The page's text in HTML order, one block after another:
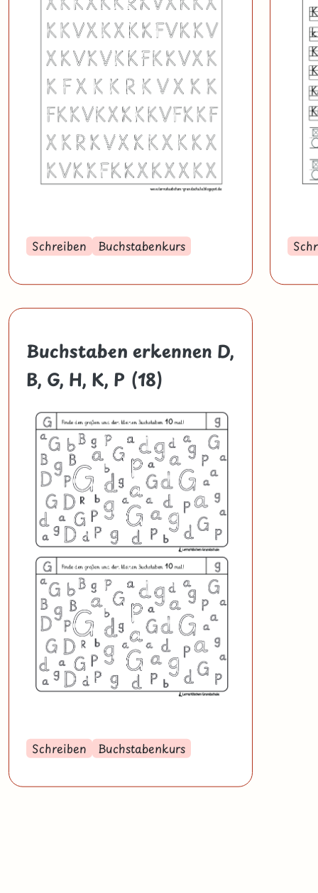
Schreiben Buchstabenkurs
Buchstaben erkennen D,
B, G, H, K, P (18)
Schreiben Buchstabenkurs